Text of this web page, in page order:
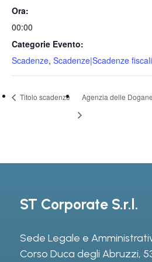
Ora:
00:00
Categorie Evento:
Scadenze, Scadenze|Scadenze fiscali
Titolo scadenze Agenzia delle
ST Corporate S.r.l.
Sede Legale e
Corso Duca degli Abruzzi,